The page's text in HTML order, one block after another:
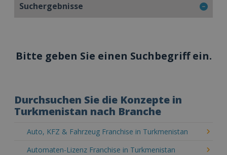
Suchergebnisse
Bitte geben Sie einen Suchbegriff ein.
Durchsuchen Sie die Konzepte in
Turkmenistan nach Branche
Auto, KFZ & Fahrzeug Franchise in Turkmenistan
Automaten-Lizenz Franchise in Turkmenistan